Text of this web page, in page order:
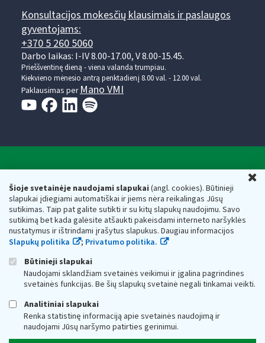
Šioje svetainėje naudojami slapukai(angl. cookies). Būtinieji
slapukai įdiegiami automatiškai ir jiems nėra reikalingas Jūsų
sutikimas. Taip pat galite sutikti ir su kitų slapukų naudojimu. Savo
sutikimą bet kada galėsite atšaukti pakeisdami interneto naršyklės
nustatymus ir ištrindami įrašytus slapukus. Daugiau informacijos
Slapukų politika
; Privatumo politika.
Būtinieji slapukai
Naudojami sklandžiam svetainės veikimui ir įgalina pagrindines
svetainės funkcijas. Be šių slapukų svetainė negali tinkamai veikti.
Analitiniai slapukai
Renka statistinę informaciją apie svetainės naudojimą ir
naudojami Jūsų naršymo patirties gerinimui.
Konsultacijos mokesčių klausimais ir paslaugos
gyventojams:
+370 5 260 5060
Darbo laikas: I-IV 8.00-17.00, V 8.00-15.45.
Prieššventinę dieną - viena valanda trumpiau.
Kiekvieno mėnesio antrą penktadienį 8.00 val. - 12.00 val.
Paklausimas per Mano VMI
Respublikos finansų ministerijos
Biudžetinė įstaiga. Juridinio asmens kodas — 188659752,
adresas: Vasario 16-osios g. 14, 01107 Vilnius, Lietuva, el.paštas:
vmi@vmi.lt, E. pristatymo dėžutės adresas 188659752
Duomenys apie Valstybinę mokesčių inspekciją prie Lietuvos
Respublikos finansų ministerijos kaupiami ir saugomi Juridinių